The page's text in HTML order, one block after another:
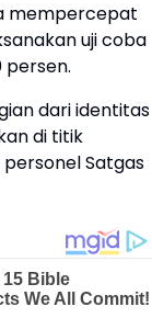
mempercepat
uji coba
dari identitas
di titik
Satgas